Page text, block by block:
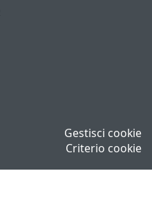
Gestisci cookie
Criterio cookie